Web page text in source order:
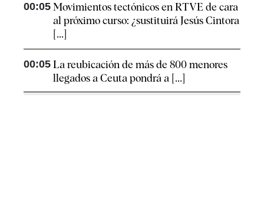
00:05 Movimientos tectónicos en RTVE de cara
al próximo curso: ¿sustituirá Jesús Cintora
[...]
00:05 La reubicación de más de 800 menores
llegados a Ceuta pondrá a [...]